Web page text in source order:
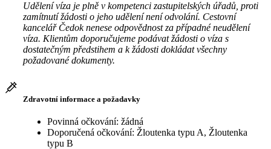
Udělení víza je plně v kompetenci zastupitelských úřadů, proti
zamítnutí žádosti o jeho udělení není odvolání. Cestovní
kancelář Čedok nenese odpovědnost za případné neudělení
víza. Klientům doporučujeme podávat žádosti o víza s
dostatečným předstihem a k žádosti dokládat všechny
požadované dokumenty.
Zdravotní informace a požadavky
Povinná očkování: žádná
Doporučená očkování: Žloutenka typu A, Žloutenka
typu B